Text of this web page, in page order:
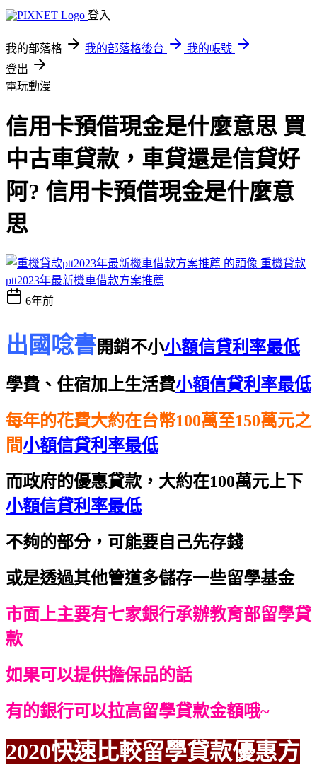
登入
我的部落格 我的部落格後台
我的帳號
登出
電玩動漫
信用卡預借現金是什麼意思 買
中古車貸款，車貸還是信貸好
阿? 信用卡預借現金是什麼意
思
重機貸款
ptt2023年最新機車借款方案推薦
6年前
出國唸書開銷不小小額信貸利率最低
學費、住宿加上生活費小額信貸利率最低
每年的花費大約在台幣100萬至150萬元之
間小額信貸利率最低
而政府的優惠貸款，大約在100萬元上下
小額信貸利率最低
不夠的部分，可能要自己先存錢
或是透過其他管道多儲存一些留學基金
市面上主要有七家銀行承辦教育部留學貸
款
如果可以提供擔保品的話
有的銀行可以拉高留學貸款金額哦~
2020快速比較留學貸款優惠方